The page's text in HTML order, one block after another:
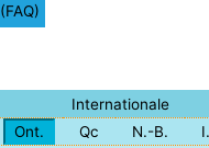
(FAQ)
Internationale
Ont. Qc N.-B.